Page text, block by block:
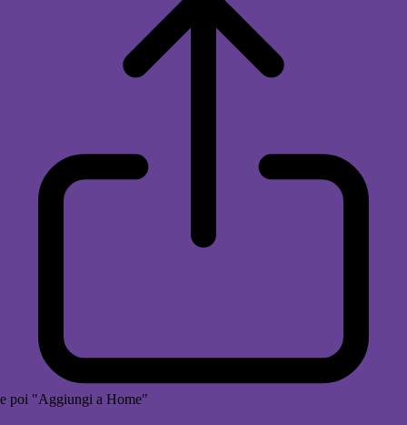
e poi "Aggiungi a Home"